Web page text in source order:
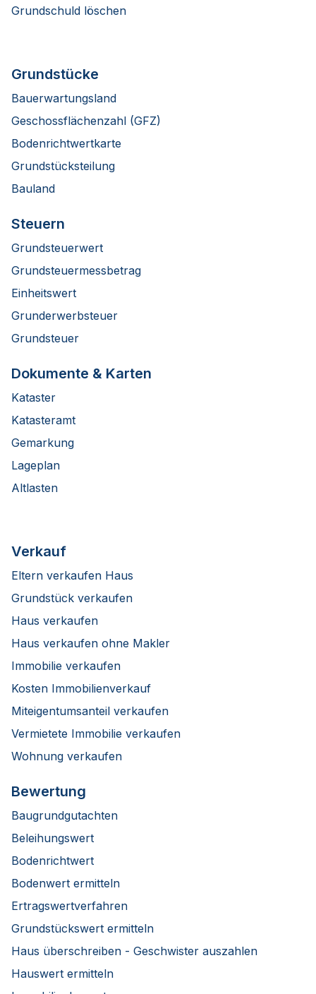
Grundschuld löschen
Grundstücke
Bauerwartungsland
Geschossflächenzahl (GFZ)
Bodenrichtwertkarte
Grundstücksteilung
Bauland
Steuern
Grundsteuerwert
Grundsteuermessbetrag
Einheitswert
Grunderwerbsteuer
Grundsteuer
Dokumente & Karten
Kataster
Katasteramt
Gemarkung
Lageplan
Altlasten
Verkauf
Eltern verkaufen Haus
Grundstück verkaufen
Haus verkaufen
Haus verkaufen ohne Makler
Immobilie verkaufen
Kosten Immobilienverkauf
Miteigentumsanteil verkaufen
Vermietete Immobilie verkaufen
Wohnung verkaufen
Bewertung
Baugrundgutachten
Beleihungswert
Bodenrichtwert
Bodenwert ermitteln
Ertragswertverfahren
Grundstückswert ermitteln
Haus überschreiben - Geschwister auszahlen
Hauswert ermitteln